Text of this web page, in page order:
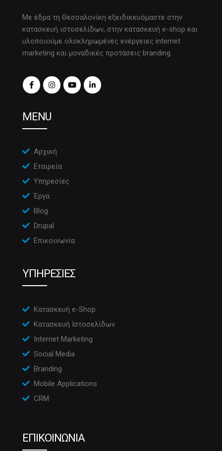
Με έδρα τη Θεσσαλονίκη εξειδικευόμαστε στην
κατασκευή ιστοσελίδων, στην κατασκευή e-shop και
υλοποιούμε ολοκληρωμένες ενέργειες internet
marketing και μοναδικές προτάσεις branding.
MENU
Αρχική
Εταιρεία
Υπηρεσίες
Έργα
Blog
Drupal
Επικοινωνία
ΥΠΗΡΕΣΙΕΣ
Κατασκευή e-Shop
Κατασκευή Ιστοσελίδων
Internet Marketing
Social Media
Branding
Mobile Applications
CRM
ΕΠΙΚΟΙΝΩΝΙΑ